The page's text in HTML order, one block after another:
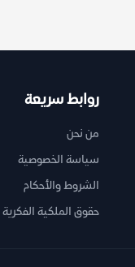
روابط سريعة
من نحن
سياسة الخصوصية
الشروط والأحكام
حقوق الملكية الفكرية